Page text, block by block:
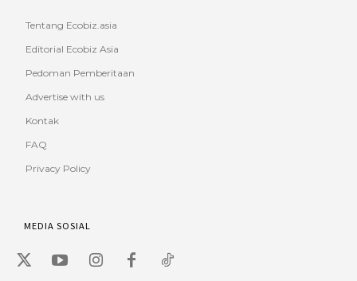
Tentang Ecobiz.asia
Editorial Ecobiz Asia
Pedoman Pemberitaan
Advertise with us
Kontak
FAQ
Privacy Policy
MEDIA SOSIAL